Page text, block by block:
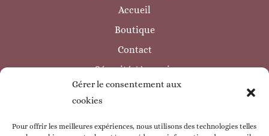
Gérer le consentement aux
cookies
Pour offrir les meilleures expériences, nous utilisons des technologies telles
Accueil
Boutique
Contact
Sécurité / à savoir
INFORMATIONS LÉGALES
Mentions légales
Politique de confidentialité